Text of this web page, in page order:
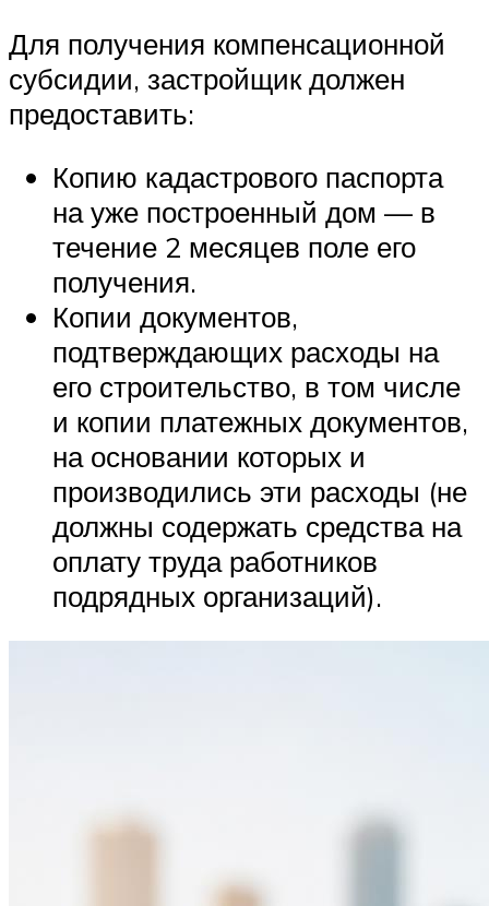
Для получения компенсационной
субсидии, застройщик должен
предоставить:
Копию кадастрового паспорта
на уже построенный дом — в
течение 2 месяцев поле его
получения.
Копии документов,
подтверждающих расходы на
его строительство, в том числе
и копии платежных документов,
на основании которых и
производились эти расходы (не
должны содержать средства на
оплату труда работников
подрядных организаций).